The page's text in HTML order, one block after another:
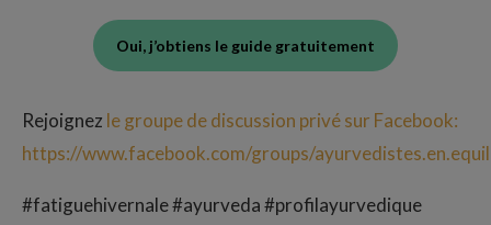
Oui, j’obtiens le guide gratuitement
Rejoignez le groupe de discussion privé sur Facebook:
https://www.facebook.com/groups/
#fatiguehivernale #ayurveda #profilayurvedique